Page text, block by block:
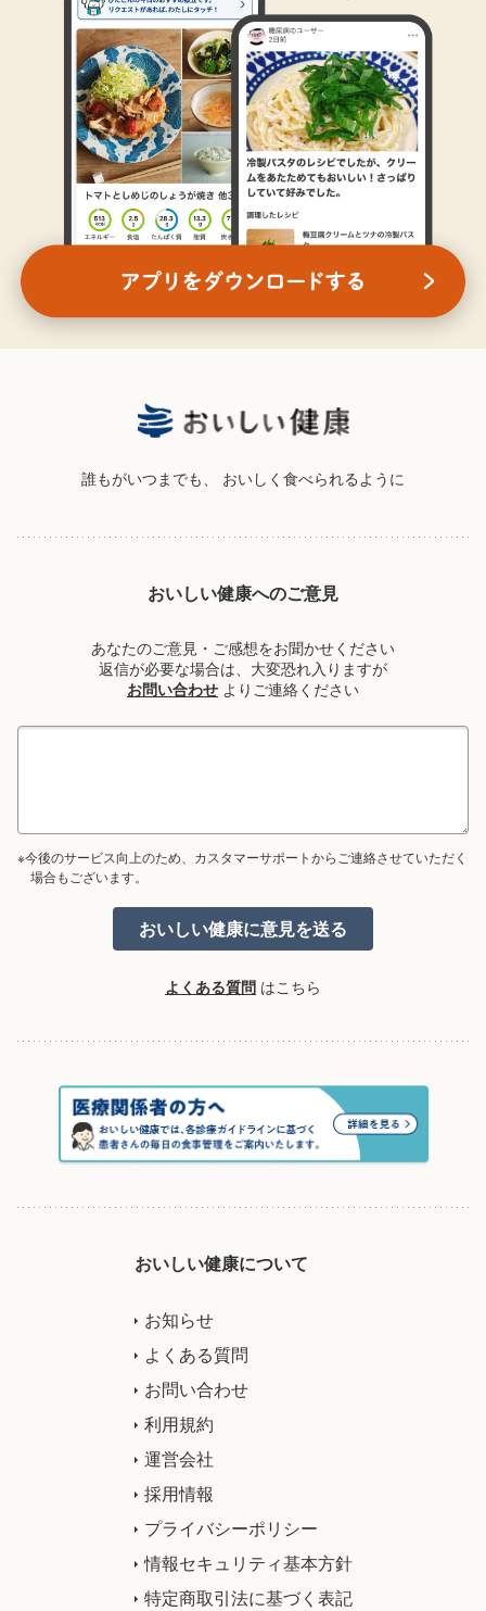
誰もがいつまでも、 おいしく食べられるように
おいしい健康へのご意見
あなたのご意見・ご感想をお聞かせください
返信が必要な場合は、大変恐れ入りますが
お問い合わせ よりご連絡ください
※今後のサービス向上のため、カスタマーサポートからご連絡させていただく
場合もございます。
よくある質問 はこちら
おいしい健康について
お知らせ
よくある質問
お問い合わせ
利用規約
運営会社
採用情報
プライバシーポリシー
情報セキュリティ基本方針
特定商取引法に基づく表記